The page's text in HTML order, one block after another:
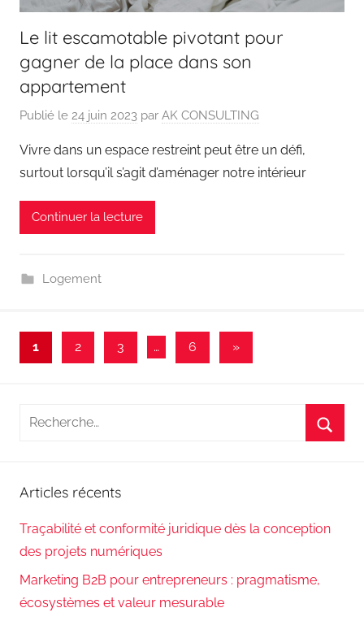
Le lit escamotable pivotant pour
gagner de la place dans son
appartement
Publié le 24 juin 2023 par AK CONSULTING
Vivre dans un espace restreint peut être un défi,
surtout lorsqu’il s’agit d’aménager notre intérieur
Continuer la lecture
Logement
Pagination
1 2 3 … 6
Articles
»
Recherche
Articles récents
Traçabilité et conformité juridique dès la conception
des projets numériques
Marketing B2B pour entrepreneurs : pragmatisme,
écosystèmes et valeur mesurable